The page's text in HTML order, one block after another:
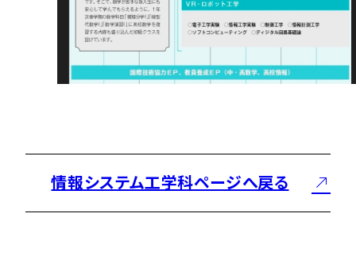
情報システム工学科ページへ戻る